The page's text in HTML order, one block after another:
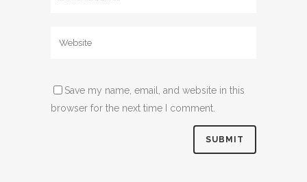
Save my name, email, and website in this
browser for the next time I comment.